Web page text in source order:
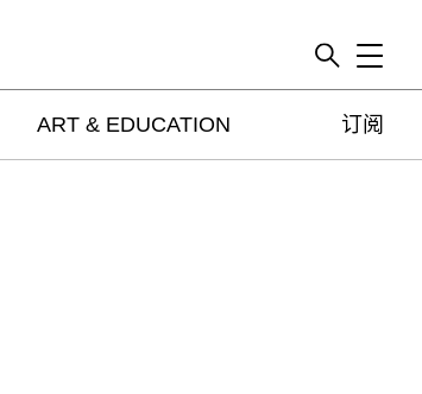
Toggle
ART & EDUCATION 订阅